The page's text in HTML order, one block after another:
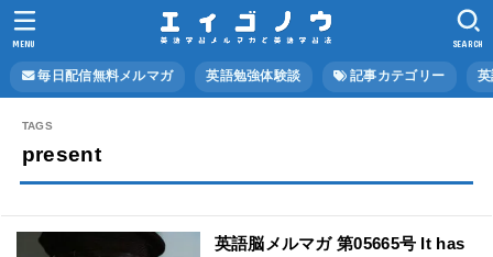
毎日配信無料メルマガ 英語勉強体験談 記事カテゴリー
SEARCH
MENU
present
英語脳メルマガ 第05665号 It has